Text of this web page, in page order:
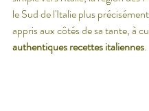
le Sud de l'Italie plus
appris aux côtés de sa tante, à
authentiquesrecettes italiennes.